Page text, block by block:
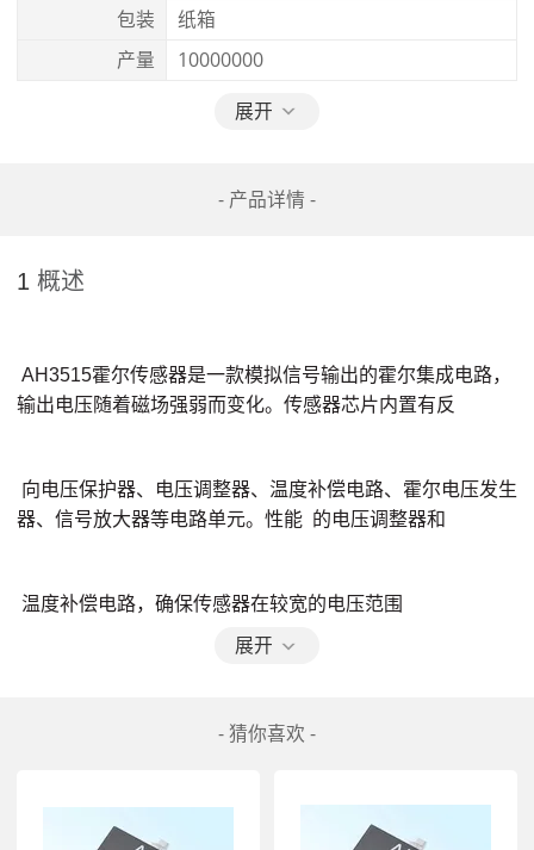
包装
纸箱
产量
10000000
展开
- 产品详情 -
1 概述
AH3515霍尔传感器是一款模拟信号输出的霍尔集成电路，
输出电压随着磁场强弱而变化。传感器芯片内置有反
向电压保护器、电压调整器、温度补偿电路、霍尔电压发生
器、信号放大器等电路单元。性能  的电压调整器和
温度补偿电路，确保传感器在较宽的电压范围
（3.5V~10.5V）内稳定地工作，反向电压保护电路避免了传
AH3515霍尔电路采用BCD工艺制成，提供2款封装形式：
展开
- 猜你喜欢 -